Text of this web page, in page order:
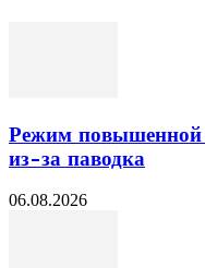
Режим повышенной
из-за паводка
06.08.2026